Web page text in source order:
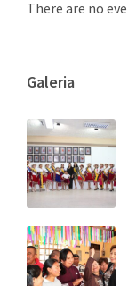
There are no
Galeria